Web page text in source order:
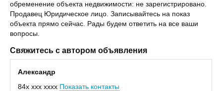
обременение объекта недвижимости: не зарегистрировано.
Продавец Юридическое лицо. Записывайтесь на показ
объекта прямо сейчас. Рады будем ответить на все ваши
вопросы.
Свяжитесь с автором объявления
Александр
84x xxx xxxx Показать контакты